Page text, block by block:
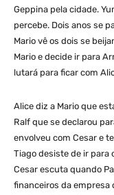
Geppina pela cidade.
percebe. Dois anos se
Mario vê os dois se
Mario e decide ir para
lutará para ficar com
Alice diz a Mario que
Ralf que se declarou
envolveu com Cesar e
Tiago desiste de ir para
Cesar escuta quando
financeiros da empresa